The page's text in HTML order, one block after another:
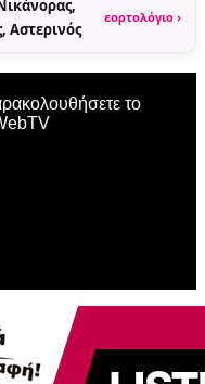
Αστερινός
εορτολόγιο ›
το